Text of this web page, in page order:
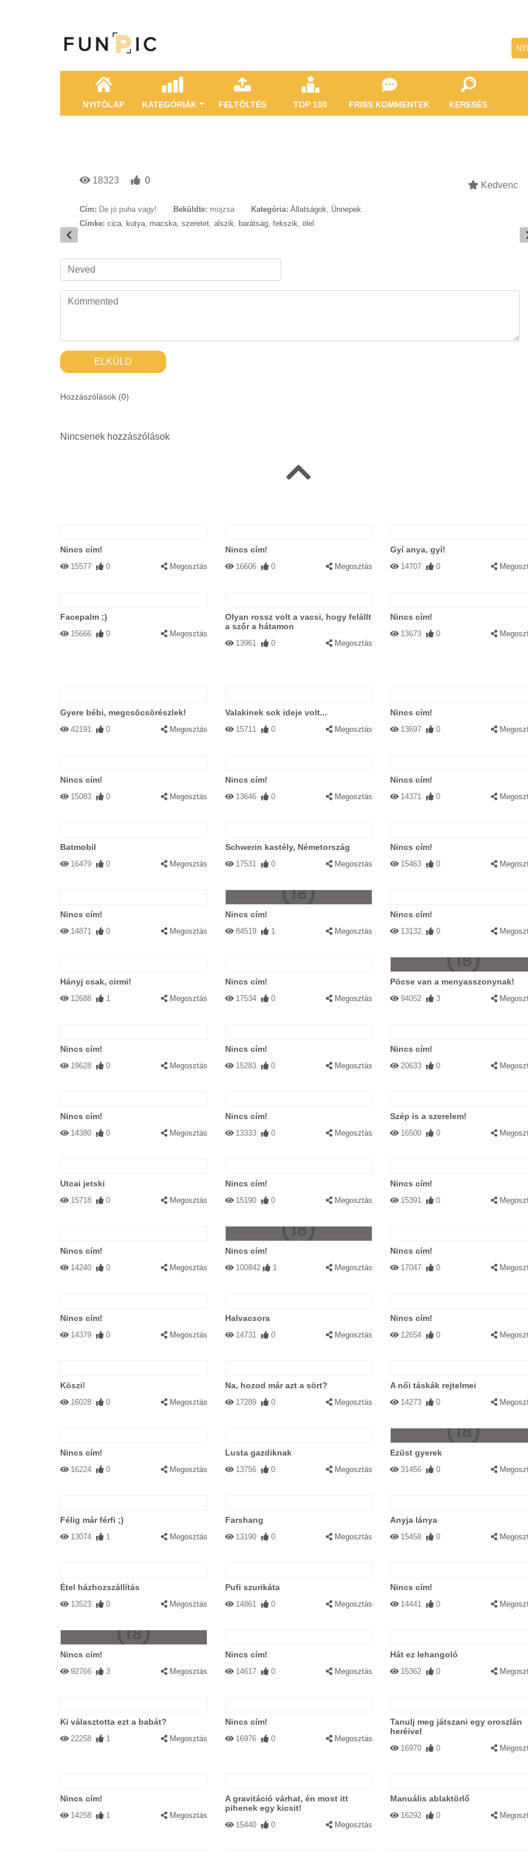
NYITÓLAP KATEGÓRIÁK FELTÖLTÉS TOP 100 FRISS KOMMENTEK KERESÉS
18323 0 Kedvenc
Cím: De jó puha vagy! Beküldte: mojzsa Kategória: Állatságok, Ünnepek
Címke: cica, kutya, macska, szeretet, alszik, barátság, fekszik, ölel
ELKÜLD
Hozzászólások (0)
Nincsenek hozzászólások
Nincs cím!
15577 0 Megosztás
Nincs cím!
16606 0 Megosztás
Gyí anya, gyí!
14707 0
Facepalm ;)
15666 0 Megosztás
Olyan rossz volt a vacsi, hogy felállt
a szőr a hátamon
13961 0 Megosztás
Nincs cím!
13673 0
Gyere bébi, megcsöcsörészlek!
42191 0 Megosztás
Valakinek sok ideje volt...
15711 0 Megosztás
Nincs cím!
13697 0
Nincs cím!
15083 0 Megosztás
Nincs cím!
13646 0 Megosztás
Nincs cím!
14371 0
Batmobil
16479 0 Megosztás
Schwerin kastély, Németország
17531 0 Megosztás
Nincs cím!
15463 0
Nincs cím!
14871 0 Megosztás
Nincs cím!
84519 1 Megosztás
Nincs cím!
13132 0
Hányj csak, cirmi!
12688 1 Megosztás
Nincs cím!
17534 0 Megosztás
Pöcse van a menyasszonynak!
94052 3
Nincs cím!
19628 0 Megosztás
Nincs cím!
15283 0 Megosztás
Nincs cím!
20633 0
Nincs cím!
14380 0 Megosztás
Nincs cím!
13333 0 Megosztás
Szép is a szerelem!
16500 0
Utcai jetski
15718 0 Megosztás
Nincs cím!
15190 0 Megosztás
Nincs cím!
15391 0
Nincs cím!
14240 0 Megosztás
Nincs cím!
100842 1 Megosztás
Nincs cím!
17047 0
Nincs cím!
14379 0 Megosztás
Halvacsora
14731 0 Megosztás
Nincs cím!
12654 0
Köszi!
16028 0 Megosztás
Na, hozod már azt a sört?
17289 0 Megosztás
A női táskák rejtelmei
14273 0
Nincs cím!
16224 0 Megosztás
Lusta gazdiknak
13756 0 Megosztás
Ezüst gyerek
31456 0
Félig már férfi ;)
13074 1 Megosztás
Farshang
13190 0 Megosztás
Anyja lánya
15458 0
Étel házhozszállítás
13523 0 Megosztás
Pufi szurikáta
14861 0 Megosztás
Nincs cím!
14441 0
Nincs cím!
92766 3 Megosztás
Nincs cím!
14617 0 Megosztás
Hát ez lehangoló
15362 0
Ki választotta ezt a babát?
22258 1 Megosztás
Nincs cím!
16976 0 Megosztás
Tanulj meg játszani egy oroszlán
heréivel
16970 0
Nincs cím!
14258 1 Megosztás
A gravitáció várhat, én most itt
pihenek egy kicsit!
15440 0 Megosztás
Manuális ablaktörlő
16292 0